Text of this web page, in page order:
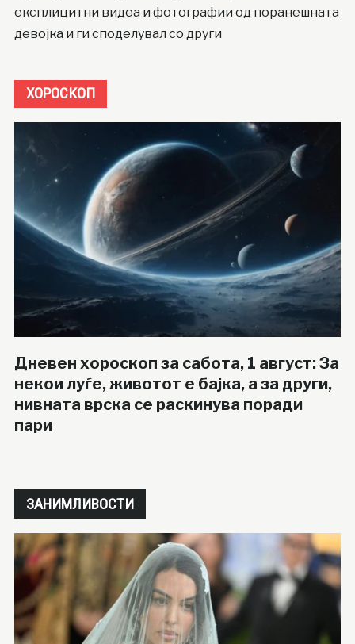
експлицитни видеа и фотографии од поранешната
девојка и ги споделувал со други
ХОРОСКОП
Дневен хороскоп за сабота, 1 август: За
некои луѓе, животот е бајка, а за други,
нивната врска се раскинува поради
пари
ЗАНИМЛИВОСТИ